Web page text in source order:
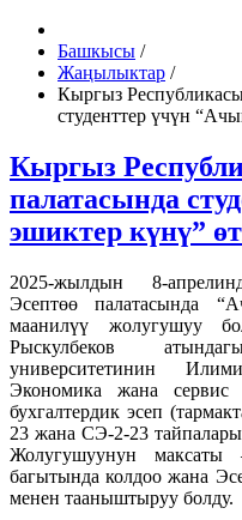
Башкысы /
Жаңылыктар /
Кыргыз
студенттер үчүн
Кыргыз
палатасында
эшиктер күнү”
2025-жылдын 8-
Эсептөө палатасында
маанилүү жолугушуу
Рыскулбеков
университетинин
Экономика жана сервис
бухгалтердик эсеп
23 жана СЭ-2-23
Жолугушуунун максаты
багытында колдоо жана
менен тааныштыруу болду.